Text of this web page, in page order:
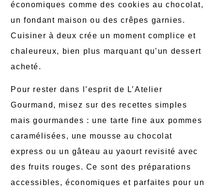
économiques comme des cookies au chocolat,
un fondant maison ou des crêpes garnies.
Cuisiner à deux crée un moment complice et
chaleureux, bien plus marquant qu’un dessert
acheté.
Pour rester dans l’esprit de L’Atelier
Gourmand, misez sur des recettes simples
mais gourmandes : une tarte fine aux pommes
caramélisées, une mousse au chocolat
express ou un gâteau au yaourt revisité avec
des fruits rouges. Ce sont des préparations
accessibles, économiques et parfaites pour un